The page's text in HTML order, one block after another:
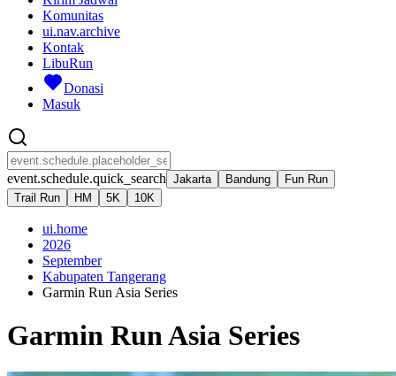
Komunitas
ui.nav.archive
Kontak
LibuRun
Donasi
Masuk
event.schedule.quick_search Jakarta Bandung
Fun Run
Trail Run
HM 5K 10K
ui.home
2026
September
Kabupaten Tangerang
Garmin Run Asia Series
Garmin Run Asia Series